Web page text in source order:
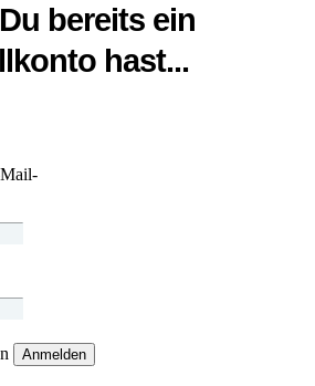
bereits ein
hast...
Anmelden